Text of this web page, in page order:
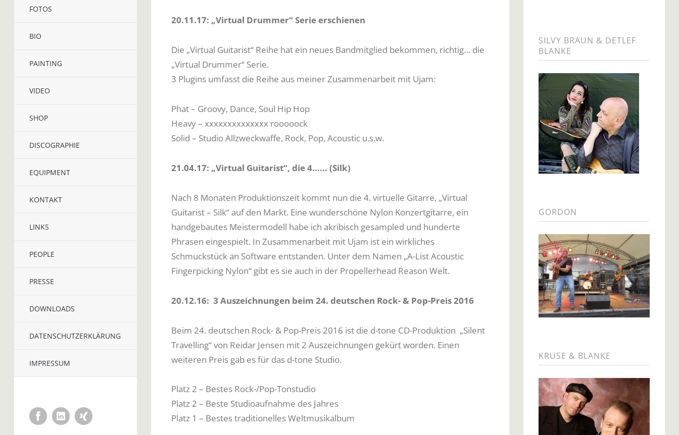
FOTOS
BIO
PAINTING
VIDEO
SHOP
DISCOGRAPHIE
EQUIPMENT
KONTAKT
LINKS
PEOPLE
PRESSE
DOWNLOADS
DATENSCHUTZERKLÄRUNG
IMPRESSUM
FacebookLinkedIn
20.11.17: „Virtual Drummer“ Serie erschienen
Die „Virtual Guitarist“ Reihe hat ein neues Bandmitglied bekommen, richtig… die
„Virtual Drummer“ Serie.
3 Plugins umfasst die Reihe aus meiner Zusammenarbeit mit Ujam:
Phat – Groovy, Dance, Soul Hip Hop
Heavy – xxxxxxxxxxxxxx rooooock
Solid – Studio Allzweckwaffe, Rock, Pop, Acoustic u.s.w.
21.04.17: „Virtual Guitarist“, die 4…… (Silk)
Nach 8 Monaten Produktionszeit kommt nun die 4. virtuelle Gitarre, „Virtual
Guitarist – Silk“ auf den Markt. Eine wunderschöne Nylon Konzertgitarre, ein
handgebautes Meistermodell habe ich akribisch gesampled und hunderte
Phrasen eingespielt. In Zusammenarbeit mit Ujam ist ein wirkliches
Schmuckstück an Software entstanden. Unter dem Namen „A-List Acoustic
Fingerpicking Nylon“ gibt es sie auch in der Propellerhead Reason Welt.
20.12.16: 3 Auszeichnungen beim 24. deutschen Rock- & Pop-Preis 2016
Beim 24. deutschen Rock- & Pop-Preis 2016 ist die d-tone CD-Produktion „Silent
Travelling“ von Reidar Jensen mit 2 Auszeichnungen gekürt worden. Einen
weiteren Preis gab es für das d-tone Studio.
Platz 2 – Bestes Rock-/Pop-Tonstudio
Platz 2 – Beste Studioaufnahme des Jahres
Platz 1 – Bestes traditionelles Weltmusikalbum
SILVY BRAUN & DETLEF
BLANKE
GORDON
KRUSE & BLANKE